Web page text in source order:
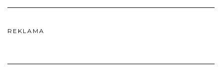
REKLAMA